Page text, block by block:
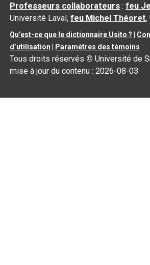
Professeurs collaborateurs :feu
Université Laval,feu Michel Théoret,
Qu’est-ce que le dictionnaire Usito ?
d’utilisation
Paramètres des témoins
Tous droits réservés © Université de
mise à jour du contenu :2026-08-03